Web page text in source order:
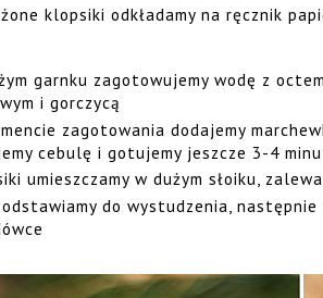
klopsiki odkładamy na ręcznik
garnku zagotowujemy wodę z
i gorczycą
zagotowania dodajemy
cebulę i gotujemy jeszcze 3-4
umieszczamy w dużym słoiku,
odstawiamy do wystudzenia, następnie